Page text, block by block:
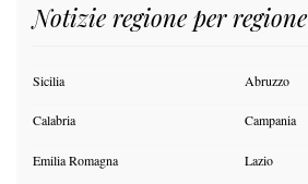
Notizie regione per regione
Sicilia Abruzzo
Calabria Campania
Emilia Romagna Lazio